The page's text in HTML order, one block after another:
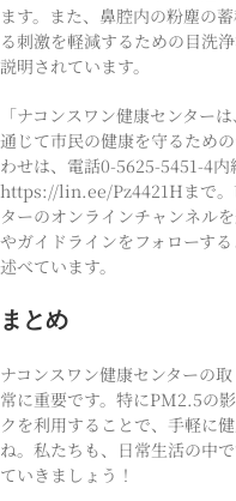
ます。また、鼻腔内の粉塵の
る刺激を軽減するための目洗
説明されています。
「ナコンスワン健康センター
通じて市民の健康を守るため
わせは、電話0-5625-5451-4
https://lin.ee/Pz4421Hまで。
ターのオンラインチャンネル
やガイドラインをフォローす
述べています。
まとめ
ナコンスワン健康センターの
常に重要です。特にPM2.5の
クを利用することで、手軽に
ね。私たちも、日常生活の中
ていきましょう！